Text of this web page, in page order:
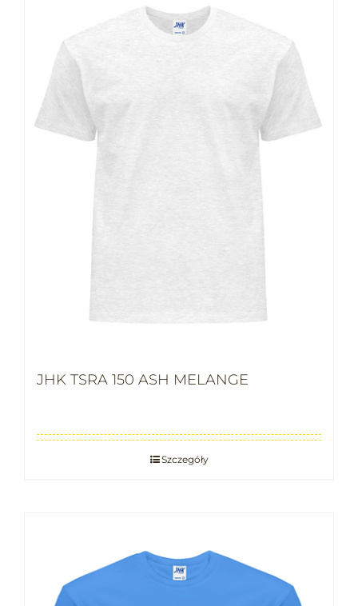
JHK TSRA 150 ASH MELANGE
Szczegóły